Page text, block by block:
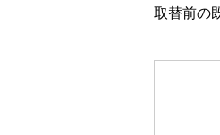
取替前の